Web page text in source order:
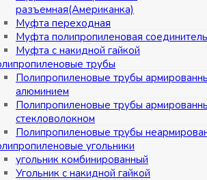
разъемная(Американка)
Муфта переходная
Муфта полипропиленовая
Муфта с накидной гайкой
трубы
Полипропиленовые трубы
алюминием
Полипропиленовые трубы
стекловолокном
Полипропиленовые трубы
угольники
угольник комбинированный
Угольник с накидной гайкой